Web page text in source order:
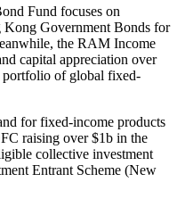
Fund focuses on
Kong Government Bonds for
the RAM Income
capital appreciation over
portfolio of global fixed-
for fixed-income products
raising over $1b in the
collective investment
Entrant Scheme (New